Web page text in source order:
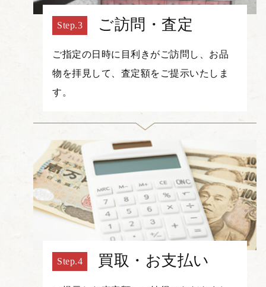
ご訪問・査定
ご指定の日時に目利きがご訪問し、お品
物を拝見して、査定額をご提示いたしま
す。
買取・お支払い